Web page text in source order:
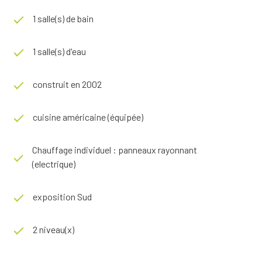
1 salle(s) de bain
1 salle(s) d'eau
construit en 2002
cuisine américaine (équipée)
Chauffage individuel : panneaux rayonnant
(electrique)
exposition Sud
2 niveau(x)